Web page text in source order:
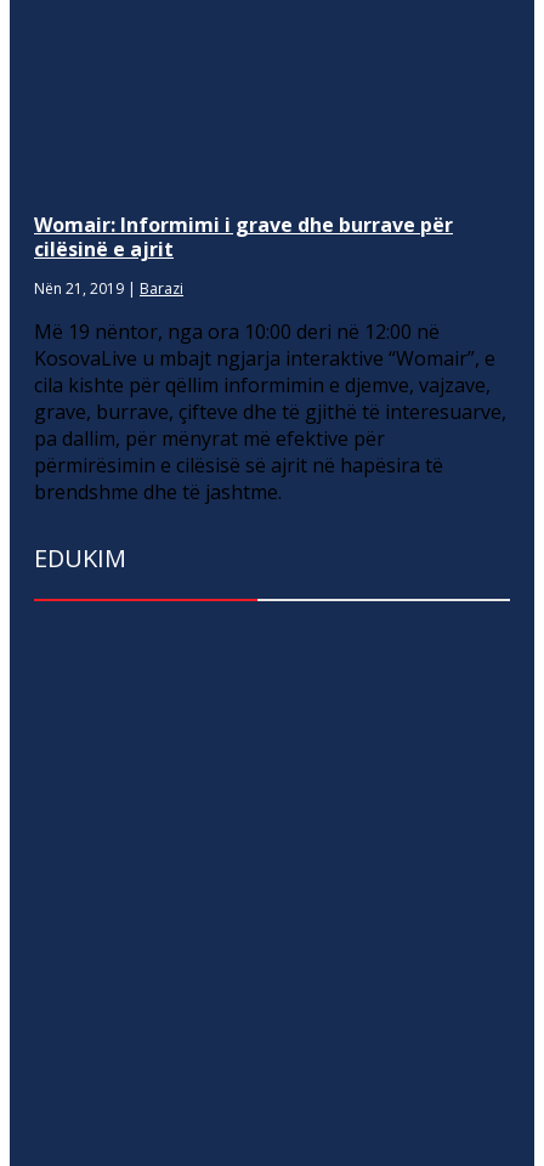
Womair: Informimi i grave dhe burrave për
cilësinë e ajrit
Nën 21, 2019 | Barazi
Më 19 nëntor, nga ora 10:00 deri në 12:00 në
KosovaLive u mbajt ngjarja interaktive “Womair”, e
cila kishte për qëllim informimin e djemve, vajzave,
grave, burrave, çifteve dhe të gjithë të interesuarve,
pa dallim, për mënyrat më efektive për
përmirësimin e cilësisë së ajrit në hapësira të
brendshme dhe të jashtme.
EDUKIM